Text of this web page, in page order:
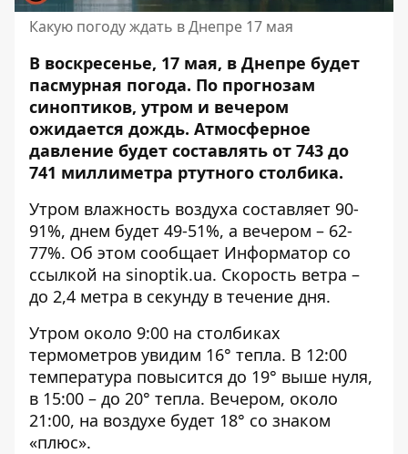
Какую погоду ждать в Днепре 17 мая
В воскресенье, 17 мая, в Днепре будет
пасмурная погода. По прогнозам
синоптиков, утром и вечером
ожидается дождь. Атмосферное
давление будет составлять от 743 до
741 миллиметра ртутного столбика.
Утром влажность воздуха составляет 90-
91%, днем ​​будет 49-51%, а вечером – 62-
77%. Об этом сообщает Информатор со
ссылкой на sinoptik.ua. Скорость ветра –
до 2,4 метра в секунду в течение дня.
Утром около 9:00 на столбиках
термометров увидим 16° тепла. В 12:00
температура повысится до 19° выше нуля,
в 15:00 – до 20° тепла. Вечером, около
21:00, на воздухе будет 18° со знаком
«плюс».